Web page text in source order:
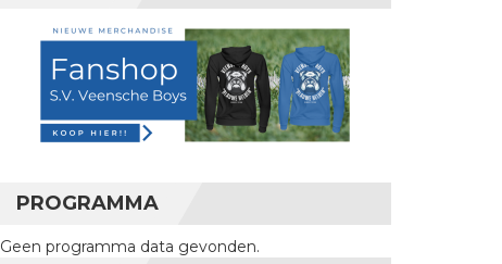
PROGRAMMA
Geen programma data gevonden.